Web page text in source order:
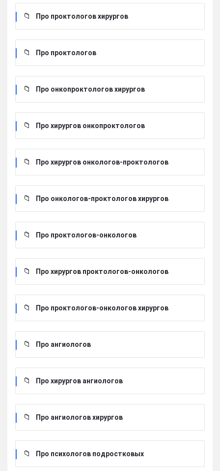
Про проктологов хирургов
Про проктологов
Про онкопроктологов хирургов
Про хирургов онкопроктологов
Про хирургов онкологов-проктологов
Про онкологов-проктологов хирургов
Про проктологов-онкологов
Про хирургов проктологов-онкологов
Про проктологов-онкологов хирургов
Про ангиологов
Про хирургов ангиологов
Про ангиологов хирургов
Про психологов подростковых